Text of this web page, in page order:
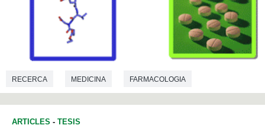
RECERCA MEDICINA FARMACOLOGIA
BIOQUÍMICA
ARTICLES - TESIS